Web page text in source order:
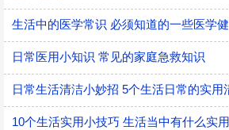
日常医用小知识 常见的家庭急救知识